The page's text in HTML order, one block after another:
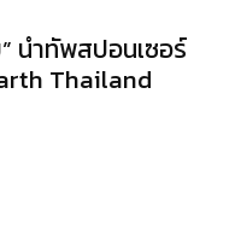
นำทัพสปอนเซอร์
Thailand